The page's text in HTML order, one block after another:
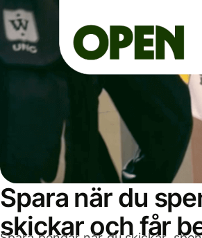
Spara när du
skickar och får